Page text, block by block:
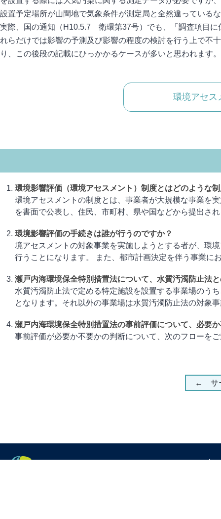
設置予定場所が山間地で気象条件が測定局と全然違っている
実際、国の通知（H10.5.7 衛環第37号）でも、「調査項目
れらだけでは影響の予測及び影響の程度の検討を行う上で不
り、この後段の記載にひっかかるケースが多いと思われます。
環境アセス
環境影響評価（環境アセスメント）制度とはどのような
環境アセスメントの制度とは、事業者が大規模な事業を
を書面で公表し、住民、市町村、県や国などから提出さ
環境影響評価の手続きは誰が行うのですか？
境アセスメントの対象事業を実施しようとする者が、環
行うことになります。 また、都市計画決定を伴う事業に
瀬戸内海環境保全特別措置法について、水質汚濁防止法
水質汚濁防止法で定める特定施設を設置する事業場のう
となります。それ以外の事業場は水質汚濁防止法の対象
瀬戸内海環境保全特別措置法の事前評価について、必要
事前評価が必要か不要かの判断について、次のフローを
← サ
ホ